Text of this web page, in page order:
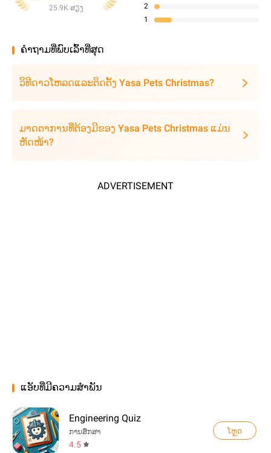
25.9K ສຽງ
2
1
ຄໍາຖາມທີ່ພົບເລົ້າທີ່ສຸດ
ວິທີດາວໂຫລດແລະຕິດຕັ້ງ Yasa Pets Christmas?
ມາດຕາການທີ່ຕ້ອງມີຂອງ Yasa Pets Christmas ແມ່ນ
ຫັດໜ້າ?
ADVERTISEMENT
ແອັບທີ່ມີຄວາມສຳພັນ
Engineering Quiz
ການສຶກສາ
4.5
ໂຫຼດ